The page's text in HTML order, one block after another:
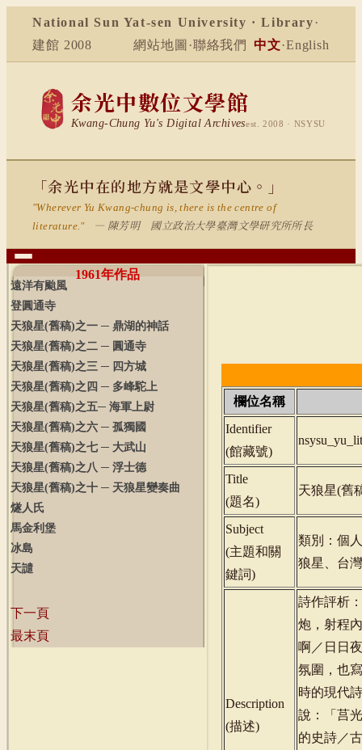
National Sun Yat-sen University · Library ·
建館 2008
網站地圖 ·聯絡我們 中文·English
余光中數位文學館
Kwang-Chung Yu's Digital Archivesest. 2008 · NSYSU
「余光中在的地方就是文學中心。」
"Wherever Yu Kwang-chung is, there is the centre of
literature."
— 陳芳明 國立政治大學臺灣文學研究所所長
1961年作品
遠洋有颱風
登圓通寺
天狼星(舊稿)之一 ─ 鼎湖的神話
天狼星(舊稿)之二 ─ 圓通寺
天狼星(舊稿)之三 ─ 四方城
天狼星(舊稿)之四 ─ 多峰駝上
天狼星(舊稿)之五─ 海軍上尉
天狼星(舊稿)之六 ─ 孤獨國
天狼星(舊稿)之七 ─ 大武山
天狼星(舊稿)之八 ─ 浮士德
天狼星(舊稿)之十 ─ 天狼星變奏曲
燧人氏
馬金利堡
冰島
天譴
下一頁
最末頁
欄位名稱
Identifier
(館藏號)
Title
(題名)
天狼星(舊
Subject
(主題和關
鍵詞)
類別：個
狼星、台
Description
(描述)
詩作評析
炮，射程
啊／日日
氛圍，也
時的現代
說：「莒
的史詩／